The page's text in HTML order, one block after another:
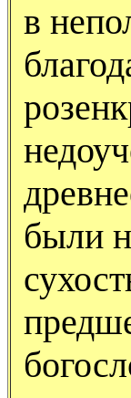
в
были